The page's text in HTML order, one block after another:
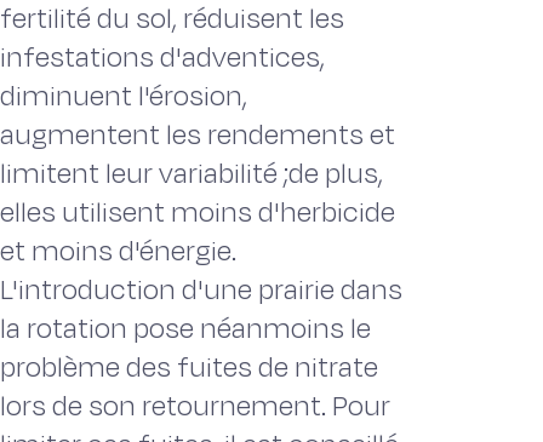
fertilité du sol, réduisent les
infestations d'adventices,
diminuent l'érosion,
augmentent les rendements et
limitent leur variabilité ;de plus,
elles utilisent moins d'herbicide
et moins d'énergie.
L'introduction d'une prairie dans
la rotation pose néanmoins le
problème des fuites de nitrate
lors de son retournement. Pour